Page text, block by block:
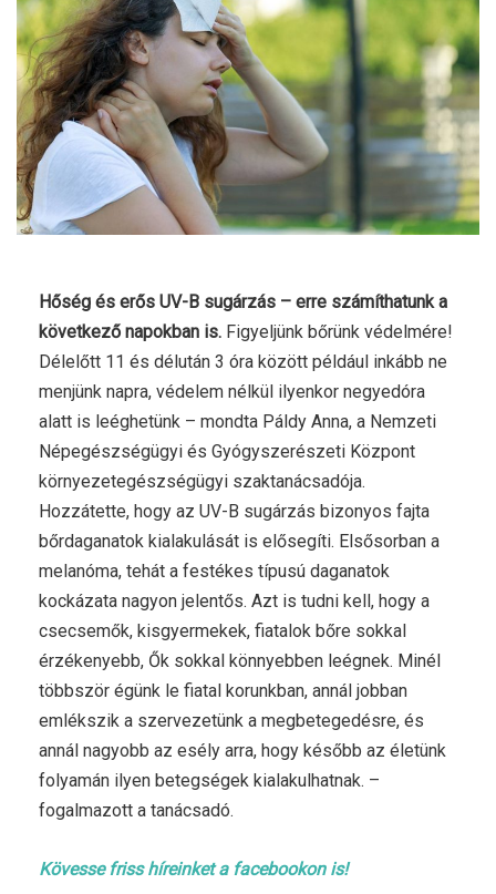
Hőség és erős UV-B sugárzás – erre számíthatunk a
következő napokban is. Figyeljünk bőrünk védelmére!
Délelőtt 11 és délután 3 óra között például inkább ne
menjünk napra, védelem nélkül ilyenkor negyedóra
alatt is leéghetünk – mondta Páldy Anna, a Nemzeti
Népegészségügyi és Gyógyszerészeti Központ
környezetegészségügyi szaktanácsadója.
Hozzátette, hogy az UV-B sugárzás bizonyos fajta
bőrdaganatok kialakulását is elősegíti. Elsősorban a
melanóma, tehát a festékes típusú daganatok
kockázata nagyon jelentős. Azt is tudni kell, hogy a
csecsemők, kisgyermekek, fiatalok bőre sokkal
érzékenyebb, Ők sokkal könnyebben leégnek. Minél
többször égünk le fiatal korunkban, annál jobban
emlékszik a szervezetünk a megbetegedésre, és
annál nagyobb az esély arra, hogy később az életünk
folyamán ilyen betegségek kialakulhatnak. –
fogalmazott a tanácsadó.
Kövesse friss híreinket a facebookon is!